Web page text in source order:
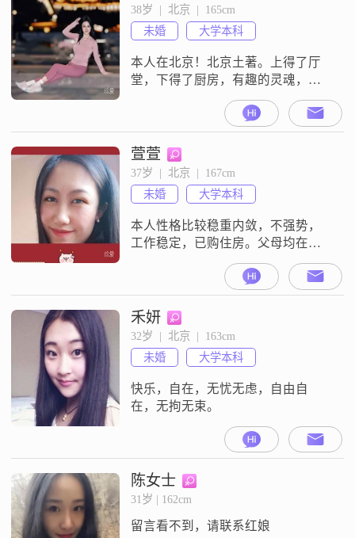
38岁  |  北京  |  165cm
未婚
大学本科
本人在北京！北京土著。上得了厅
堂，下得了厨房，有趣的灵魂，稳
定的情绪，正向沟通的87年兔尾
巴，有介意年纪bye-- 我是严肃认真
找【结婚对象】的，喜欢孩子，不
闲聊不交友。如有意向请尽早面
基，【一个月面基】不了是真没缘
分，不想耽误双方时间，直接
Pass【我】：北京人，独生子女，家
教良好，对自身要求较严格，从小
练舞，身材姣
萱萱
37岁  |  北京  |  167cm
未婚
大学本科
本人性格比较稳重内敛，不强势，
工作稳定，已购住房。父母均在体
制内工作退休，无经济负担。希望
遇到一位善良真诚，情绪稳定，有
上进心和责任感的男士，同甘共苦
相伴一生。拒绝妈宝男，离异带小
孩的和异地恋不考虑。相信缘份，
非诚勿扰。
禾妍
32岁  |  北京  |  163cm
未婚
大学本科
快乐，自在，无忧无虑，自由自
在，无拘无束。
陈女士
31岁 | 162cm
留言看不到，请联系红娘